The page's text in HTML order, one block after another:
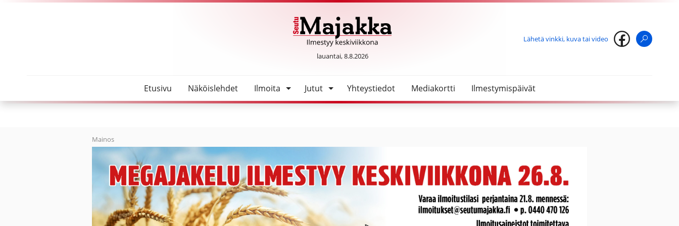
SeutuMajakka
lauantai, 8.8.2026
Lähetä vinkki, kuva tai video
Etusivu Näköislehdet Ilmoita Jutut Yhteystiedot Mediakortti Ilmestymispäivät
Mainos